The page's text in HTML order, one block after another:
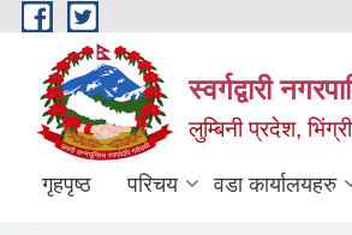
Skip to main content
स्वर्गद्वारी
लुम्बिनी प्रदेश,
गृहपृष्ठ परिचय वडा कार्यालयहरु